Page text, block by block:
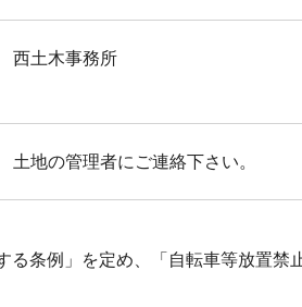
西土木事務所
土地の管理者にご連絡下さい。
条例」を定め、「自転車等放置